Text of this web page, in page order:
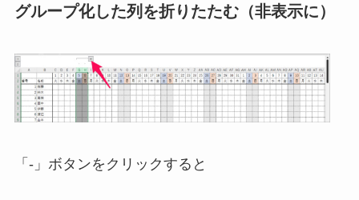
グループ化した列を折りたたむ（非表示に）
「-」ボタンをクリックすると